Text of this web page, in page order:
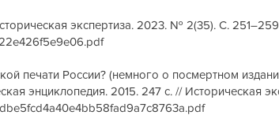
экспертиза. 2023. № 2(35). С.
печати России? (немного о посмертном
энциклопедия. 2015. 247 с. // Историческая